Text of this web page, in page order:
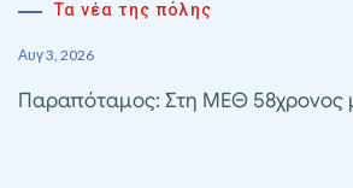
Τα νέα της πόλης
Αυγ 3, 2026
Παραπόταμος: Στη ΜΕΘ 58χρονος